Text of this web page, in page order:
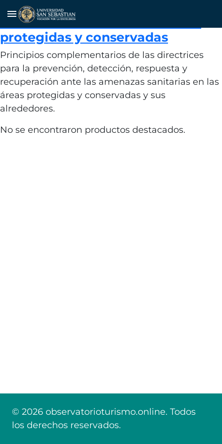
menu
Principios de Una Sola Salud para
un turismo sostenible en áreas
protegidas y conservadas
Principios complementarios de las directrices
para la prevención, detección, respuesta y
recuperación ante las amenazas sanitarias en las
áreas protegidas y conservadas y sus
alrededores.
No se encontraron productos destacados.
© 2026 observatorioturismo.online. Todos
los derechos reservados.